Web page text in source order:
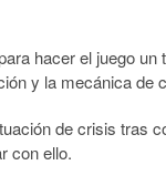
hacer el juego
y la mecánica de
de crisis tras
con ello.